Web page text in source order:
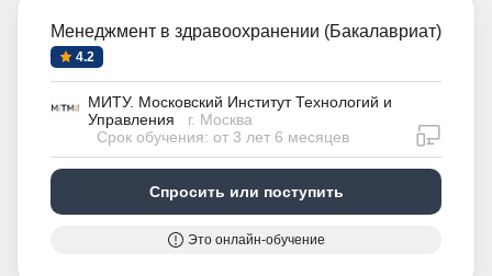
Менеджмент в здравоохранении (Бакалавриат)
4.2
МИТУ. Московский Институт Технологий и
Управления
г. Москва
Срок обучения: от 3 лет 6 месяцев
Спросить или поступить
Это онлайн-обучение